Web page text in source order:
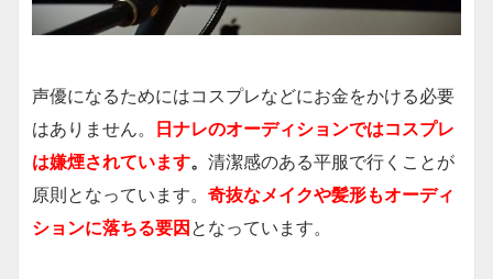
声優になるためにはコスプレなどにお金をかける必要
はありません。 日ナレのオーディションではコスプレ
は嫌煙されています。 清潔感のある平服で行くことが
原則となっています。 奇抜なメイクや髪形もオーディ
ションに落ちる要因となっています。